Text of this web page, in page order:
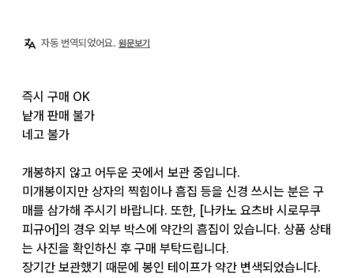
자동 번역되었어요. 원문보기
즉시 구매 OK
낱개 판매 불가
네고 불가
개봉하지 않고 어두운 곳에서 보관 중입니다.
미개봉이지만 상자의 찍힘이나 흠집 등을 신경 쓰시는 분은 구
매를 삼가해 주시기 바랍니다. 또한, [나카노 요츠바 시로무쿠
피규어]의 경우 외부 박스에 약간의 흠집이 있습니다. 상품 상태
는 사진을 확인하신 후 구매 부탁드립니다.
장기간 보관했기 때문에 봉인 테이프가 약간 변색되었습니다.